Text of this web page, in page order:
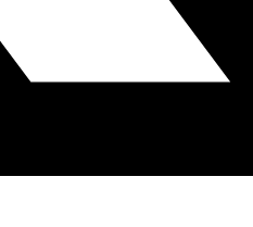
tervehdykset ja